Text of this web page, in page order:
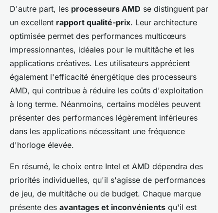
D'autre part, les processeurs AMD se distinguent par
un excellent rapport qualité-prix. Leur architecture
optimisée permet des performances multicœurs
impressionnantes, idéales pour le multitâche et les
applications créatives. Les utilisateurs apprécient
également l'efficacité énergétique des processeurs
AMD, qui contribue à réduire les coûts d'exploitation
à long terme. Néanmoins, certains modèles peuvent
présenter des performances légèrement inférieures
dans les applications nécessitant une fréquence
d'horloge élevée.
En résumé, le choix entre Intel et AMD dépendra des
priorités individuelles, qu'il s'agisse de performances
de jeu, de multitâche ou de budget. Chaque marque
présente des avantages et inconvénients qu'il est